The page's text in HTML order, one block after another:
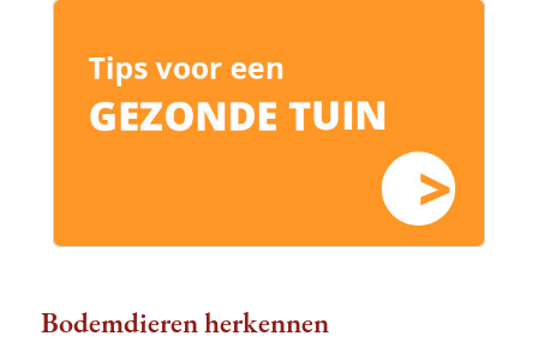
Bodemdieren herkennen